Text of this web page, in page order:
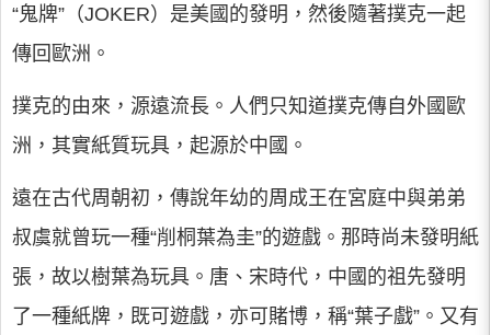
“鬼牌”（JOKER）是美國的發明，然後隨著撲克一起
傳回歐洲。
撲克的由來，源遠流長。人們只知道撲克傳自外國歐
洲，其實紙質玩具，起源於中國。
遠在古代周朝初，傳說年幼的周成王在宮庭中與弟弟
叔虞就曾玩一種“削桐葉為圭”的遊戲。那時尚未發明紙
張，故以樹葉為玩具。唐、宋時代，中國的祖先發明
了一種紙牌，既可遊戲，亦可賭博，稱“葉子戲”。又有